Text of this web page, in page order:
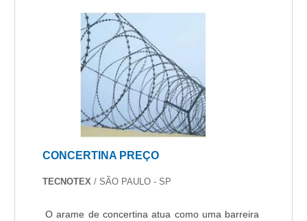
com tecnologia de ponta, como câmeras CFTV e
fibra óptica.É comprometida com os serviços e
inovadora, qualificações possíveis pelo fato de a
empresa possuir escritório de alta qualidade
onde são realizadas as atividades e tecnologia
de ponta. Tudo isso, unido a um time de
especialistas na área de atuação e equipes
melhor para todos os clientes..
plataforma de atendimento remoto. Essas
características agregam maior assertividade e
reduzem falsos alarmes e tornam o
monitoramento mais eficiente, atendendo aos
mais altos padrões de segurança e
gerenciamento.
CONCERTINA PREÇO
TECNOTEX / SÃO PAULO - SP
O arame de concertina atua como uma barreira